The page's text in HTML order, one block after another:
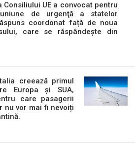
Consiliului UE a convocat pentru
de urgenţă a statelor
coordonat față de noua
care se răspândește din
creează primul
Europa și SUA,
care pasagerii
vor mai fi nevoiți